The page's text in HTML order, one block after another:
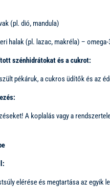
(pl. dió, mandula)
halak (pl. lazac, makréla) –
szénhidrátokat és a cukrot:
pékáruk, a cukros üdítők és az
A koplalás vagy a
elérése és megtartása az egyik